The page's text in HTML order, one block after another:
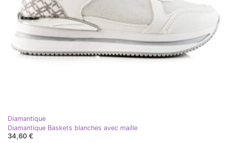
Diamantique
Diamantique Baskets blanches avec maille
34,60 €